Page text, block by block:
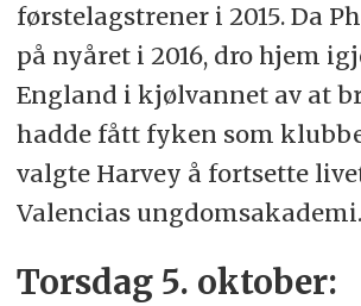
førstelagstrener i 2015. Da
på nyåret i 2016, dro hjem
England i kjølvannet av at
hadde fått fyken som
valgte Harvey å fortsette
Valencias ungdomsakademi.
Torsdag 5. oktober: